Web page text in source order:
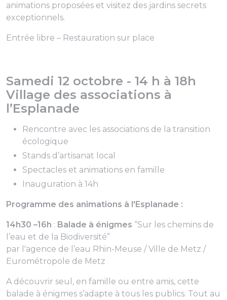
animations proposées et visitez des jardins secrets
exceptionnels.
Entrée libre – Restauration sur place
Samedi 12 octobre - 14 h à 18h
Village des associations à
l’Esplanade
Rencontre avec les associations de la transition
écologique
Stands d’artisanat local
Spectacles et animations en famille
Inauguration à 14h
Programme des animations à l'Esplanade :
14h30 –16h : Balade à énigmes “Sur les chemins de
l’eau et de la Biodiversité”
par l'agence de l’eau Rhin-Meuse / Ville de Metz /
Eurométropole de Metz
A découvrir seul, en famille ou entre amis, cette
balade à énigmes s’adapte à tous les publics. Tout au